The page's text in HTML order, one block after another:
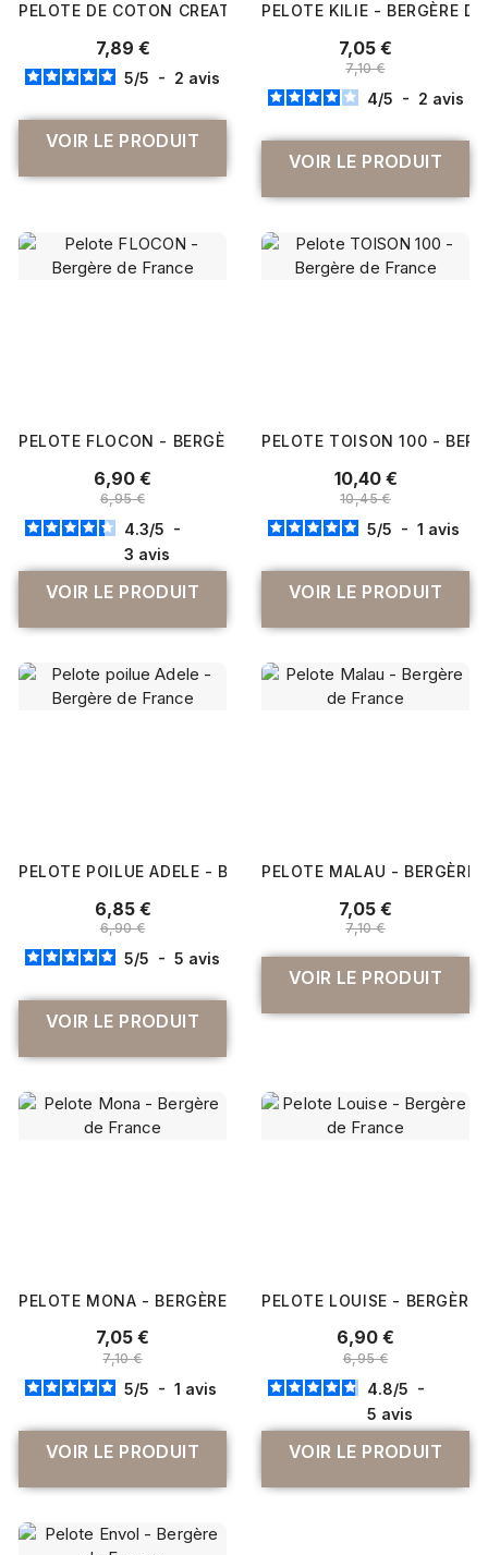
PELOTE DE COTON CREATIVE CHIC-UNIQUE COTTON DK
7,89 €
5/5 - 2 avis
VOIR LE PRODUIT
PELOTE KILIE - BERGÈRE
7,05 €
7,10 €
4/5 - 2 avis
VOIR LE PRODUIT
PELOTE FLOCON - BERGÈRE DE FRANCE
6,90 €
6,95 €
4.3/5 -
3 avis
VOIR LE PRODUIT
PELOTE TOISON 100 -
10,40 €
10,45 €
5/5 - 1 avis
VOIR LE PRODUIT
PELOTE POILUE ADELE - BERGÈRE DE FRANCE
6,85 €
6,90 €
5/5 - 5 avis
VOIR LE PRODUIT
PELOTE MALAU - BERGÈRE
7,05 €
7,10 €
VOIR LE PRODUIT
PELOTE MONA - BERGÈRE DE FRANCE
7,05 €
7,10 €
5/5 - 1 avis
VOIR LE PRODUIT
PELOTE LOUISE - BERGÈRE
6,90 €
6,95 €
4.8/5 -
5 avis
VOIR LE PRODUIT